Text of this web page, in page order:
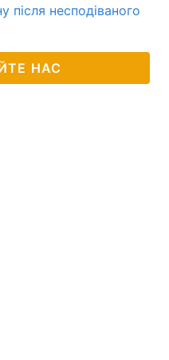
після несподіваного
НАС